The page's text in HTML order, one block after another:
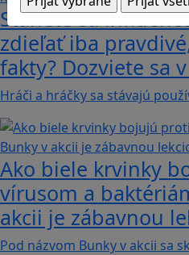
Stanete sa
zdieľať iba
fakty? Dozviete sa
Hráči a hráčky sa stávajú
Ako biele krvinky
vírusom a
akcii je zábavnou
Pod názvom Bunky v akcii sa